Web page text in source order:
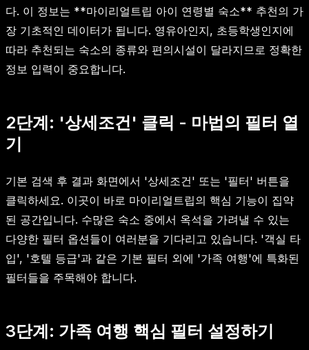
다. 이 정보는 **마이리얼트립 아이 연령별 숙소** 추천의 가
장 기초적인 데이터가 됩니다. 영유아인지, 초등학생인지에
따라 추천되는 숙소의 종류와 편의시설이 달라지므로 정확한
정보 입력이 중요합니다.
2단계: '상세조건' 클릭 - 마법의 필터 열
기
기본 검색 후 결과 화면에서 '상세조건' 또는 '필터' 버튼을
클릭하세요. 이곳이 바로 마이리얼트립의 핵심 기능이 집약
된 공간입니다. 수많은 숙소 중에서 옥석을 가려낼 수 있는
다양한 필터 옵션들이 여러분을 기다리고 있습니다. '객실 타
입', '호텔 등급'과 같은 기본 필터 외에 '가족 여행'에 특화된
필터들을 주목해야 합니다.
3단계: 가족 여행 핵심 필터 설정하기